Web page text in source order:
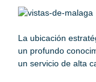
La ubicación
un profundo
un servicio de alta